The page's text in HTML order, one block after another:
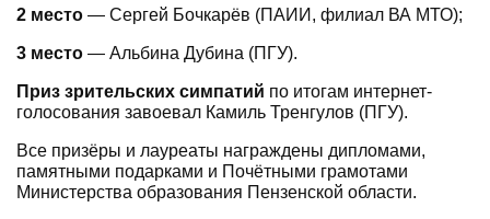
2 место — Сергей Бочкарёв (ПАИИ, филиал ВА МТО);
3 место — Альбина Дубина (ПГУ).
Приз зрительских симпатий по итогам интернет-
голосования завоевал Камиль Тренгулов (ПГУ).
Все призёры и лауреаты награждены дипломами,
памятными подарками и Почётными грамотами
Министерства образования Пензенской области.